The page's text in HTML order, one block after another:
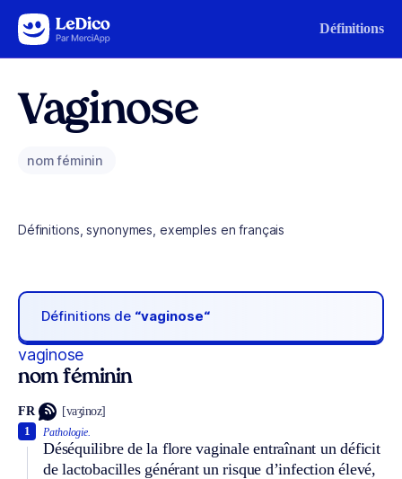
Aller au contenu Définitions
Vaginose
nom féminin
Définitions, synonymes, exemples en français
Définitions de “vaginose“
vaginose
nom féminin
FR [vaʒinoz]
Pathologie.
Déséquilibre de la flore vaginale entraînant un déficit
de lactobacilles générant un risque d’infection élevé,
1